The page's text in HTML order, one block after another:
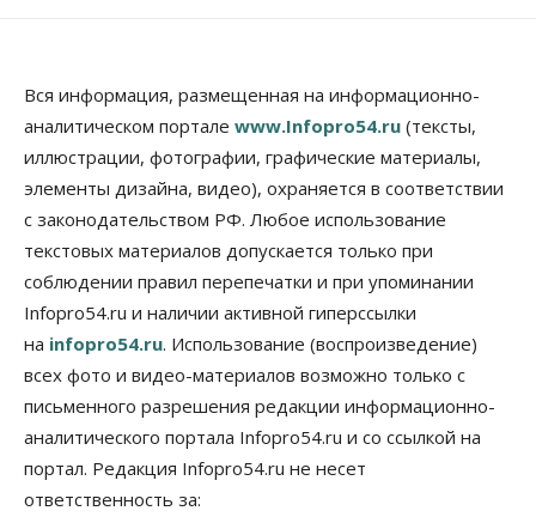
Вся информация, размещенная на информационно-
аналитическом портале www.Infopro54.ru (тексты,
иллюстрации, фотографии, графические материалы,
элементы дизайна, видео), охраняется в соответствии
с законодательством РФ. Любое использование
текстовых материалов допускается только при
соблюдении правил перепечатки и при упоминании
Infopro54.ru и наличии активной гиперссылки
на infopro54.ru. Использование (воспроизведение)
всех фото и видео-материалов возможно только с
письменного разрешения редакции информационно-
аналитического портала Infopro54.ru и со ссылкой на
портал. Редакция Infopro54.ru не несет
ответственность за: